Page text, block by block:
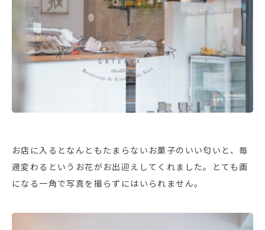
お店に入るとなんともたまらないお菓子のいい匂いと、毎
週変わるというお花がお出迎えしてくれました。とても画
になる一角で写真を撮らずにはいられません。